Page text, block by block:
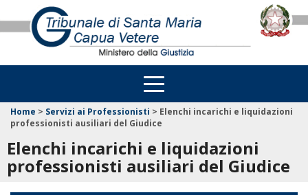
Home > Servizi ai Professionisti > Elenchi incarichi e liquidazioni
professionisti ausiliari del Giudice
Elenchi incarichi e liquidazioni
professionisti ausiliari del Giudice